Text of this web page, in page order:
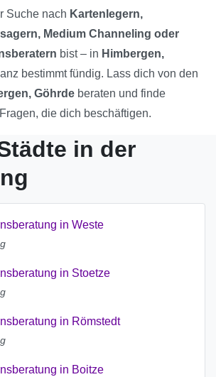
Suche nach Kartenlegern,
Medium Channeling oder
bist – in Himbergen,
bestimmt fündig. Lass dich von den
Göhrde beraten und finde
die dich beschäftigen.
in der
in Weste
in Stoetze
in Römstedt
in Boitze